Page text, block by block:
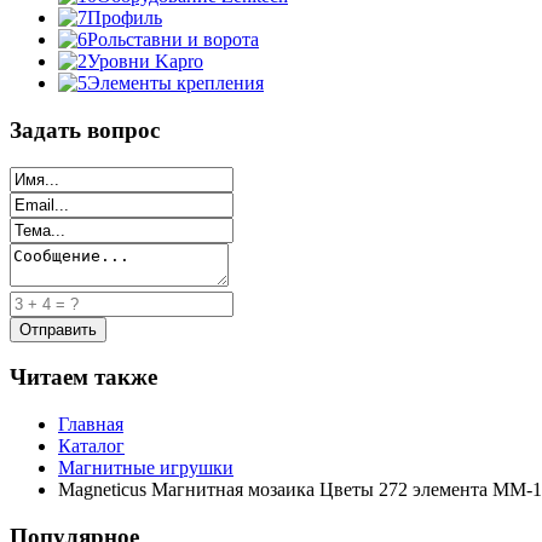
Профиль
Рольставни и ворота
Уровни Kapro
Элементы крепления
Задать вопрос
Читаем также
Главная
Каталог
Магнитные игрушки
Magneticus Магнитная мозаика Цветы 272 элемента MM-
Популярное